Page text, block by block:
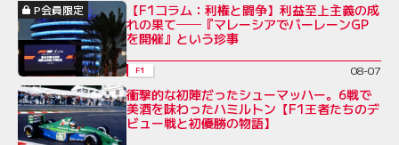
P会員限定
【F1コラム：利権と闘争】利益至上主義の成
れの果て──『マレーシアでバーレーンGP
を開催』という珍事
F1 08-07
衝撃的な初陣だったシューマッハー。6戦で
美酒を味わったハミルトン【F1王者たちのデ
ビュー戦と初優勝の物語】